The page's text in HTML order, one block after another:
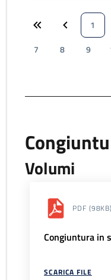
1
7
8 9
Volumi
PDF (98KB)
Congiuntura in
SCARICA FILE